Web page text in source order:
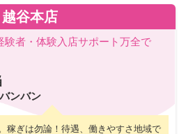
越谷本店
験者・体験入店サポート万全で
ンバン
稼ぎは勿論！待遇、働きやすさ地域で